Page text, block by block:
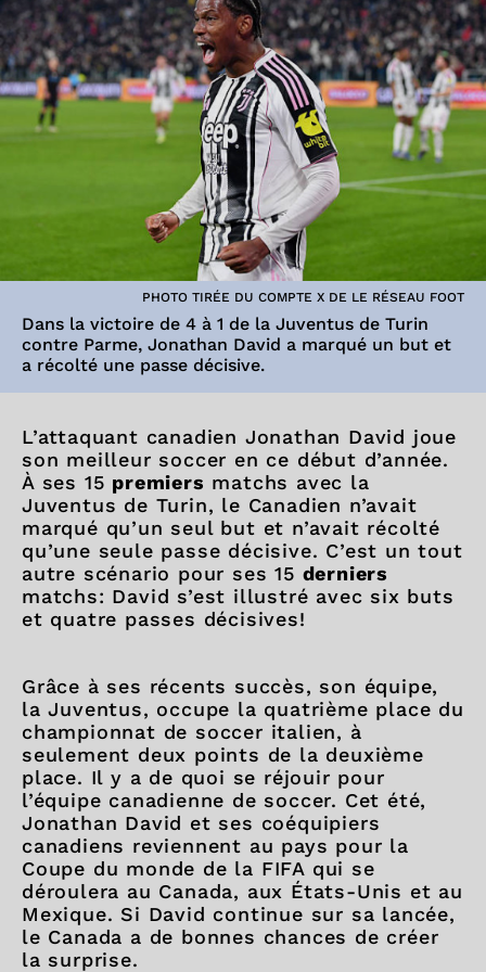
PHOTO TIRÉE DU COMPTE X DE LE RÉSEAU FOOT
Dans la victoire de 4 à 1 de la Juventus de Turin
contre Parme, Jonathan David a marqué un but et
a récolté une passe décisive.
L’attaquant canadien Jonathan David joue
son meilleur soccer en ce début d’année.
À ses 15 premiers matchs avec la
Juventus de Turin, le Canadien n’avait
marqué qu’un seul but et n’avait récolté
qu’une seule passe décisive. C’est un tout
autre scénario pour ses 15 derniers
matchs: David s’est illustré avec six buts
et quatre passes décisives!
Grâce à ses récents succès, son équipe,
la Juventus, occupe la quatrième place du
championnat de soccer italien, à
seulement deux points de la deuxième
place. Il y a de quoi se réjouir pour
l’équipe canadienne de soccer. Cet été,
Jonathan David et ses coéquipiers
canadiens reviennent au pays pour la
Coupe du monde de la FIFA qui se
déroulera au Canada, aux États-Unis et au
Mexique. Si David continue sur sa lancée,
le Canada a de bonnes chances de créer
la surprise.